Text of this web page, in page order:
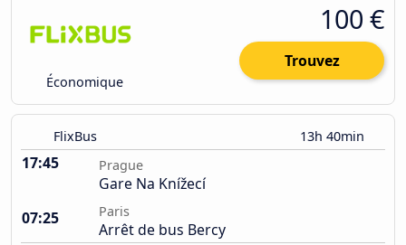
Économique
100 €
Trouvez
FlixBus 13h 40min
17:45 Prague
Gare Na Knížecí
07:25
Paris
Arrêt de bus Bercy